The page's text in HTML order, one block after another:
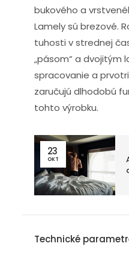
bukového a
Lamely sú brezové.
tuhosti v strednej
„pásom“ a dvojitým
spracovanie a
zaručujú dlhodobú
tohto výrobku.
23
OKT
Technické